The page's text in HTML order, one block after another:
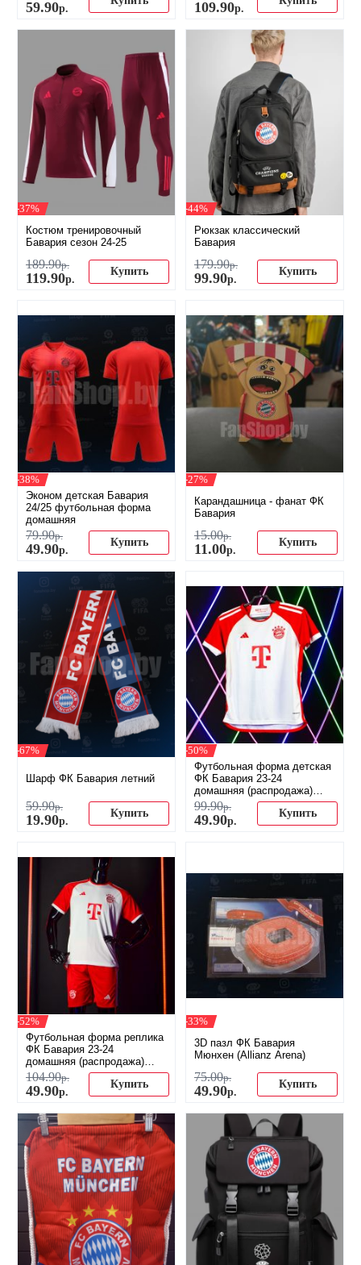
59.90р. 109.90р.
-37%
Костюм тренировочный
Бавария сезон 24-25
189.90р.
119.90р.
Купить
-44%
Рюкзак классический
Бавария
179.90р.
99.90р.
Купить
-38%
Эконом детская Бавария
24/25 футбольная форма
домашняя
79.90р.
49.90р.
Купить
-27%
Карандашница - фанат ФК
Бавария
15.00р.
11.00р.
Купить
-67%
Шарф ФК Бавария летний
59.90р.
19.90р.
Купить
-50%
Футбольная форма детская
ФК Бавария 23-24
домашняя (распродажа)
(распродажа)
99.90р.
49.90р.
Купить
-52%
Футбольная форма реплика
ФК Бавария 23-24
домашняя (распродажа)
(распродажа)
104.90р.
49.90р.
Купить
-33%
3D пазл ФК Бавария
Мюнхен (Allianz Arena)
75.00р.
49.90р.
Купить